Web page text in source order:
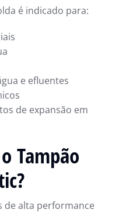
é indicado para:
e efluentes
de expansão em
Tampão
de alta performance